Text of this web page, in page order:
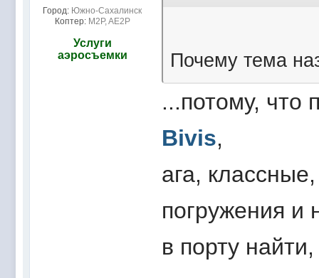
Город: Южно-Сахалинск
Коптер: M2P, AE2P
Услуги
аэросъемки
Почему тема
...потому, что
Bivis,
ага,
погружения и
в порту